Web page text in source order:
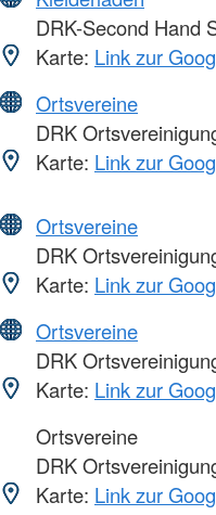
DRK-Second Hand
Karte: Link zur
Ortsvereine
DRK
Karte: Link zur
Ortsvereine
DRK
Karte: Link zur
Ortsvereine
DRK
Karte: Link zur
Ortsvereine
DRK
Karte: Link zur